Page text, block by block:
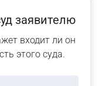
заявителю
входит ли он
этого суда.